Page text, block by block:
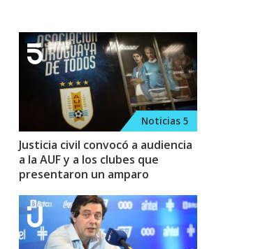
Noticias 5
Justicia civil convocó a audiencia
a la AUF y a los clubes que
presentaron un amparo